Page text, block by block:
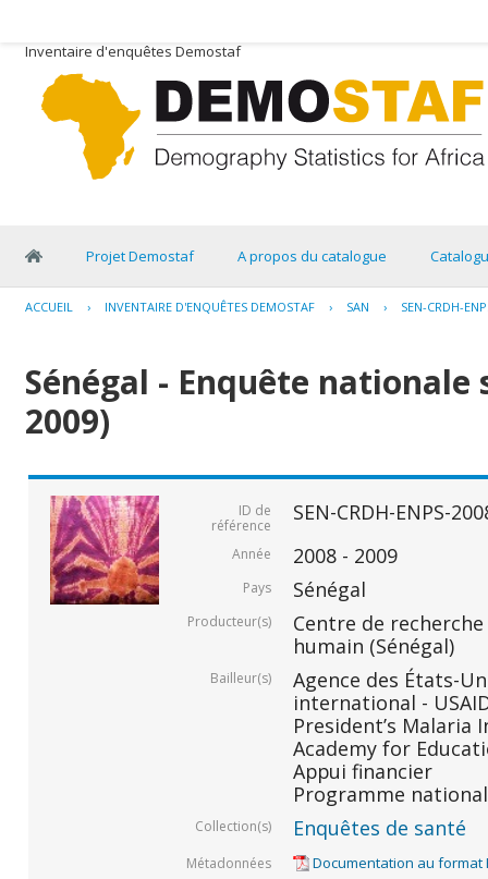
Inventaire d'enquêtes Demostaf
Projet Demostaf A propos du catalogue
ACCUEIL › INVENTAIRE D'ENQUÊTES DEMOSTAF › SAN › SEN-CRDH-
Sénégal - Enquête nationale
2009)
ID de
référence
SEN-CRDH-ENPS-
Année 2008 - 2009
Pays Sénégal
Producteur(s)
Centre de
humain (Sénégal)
Bailleur(s)
Agence des États-
international -
President’s Malaria
Academy for
Appui financier
Programme
Collection(s) Enquêtes de santé
Métadonnées
Documentation au format